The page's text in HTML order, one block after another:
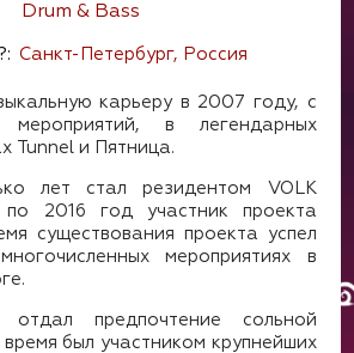
Drum & Bass
Санкт-Петербург, Россия
карьеру в 2007 году, с
мероприятий, в легендарных
Tunnel и Пятница.
лет стал резидентом VOLK
2016 год участник проекта
существования проекта успел
мероприятиях в
предпочтение сольной
был участником крупнейших